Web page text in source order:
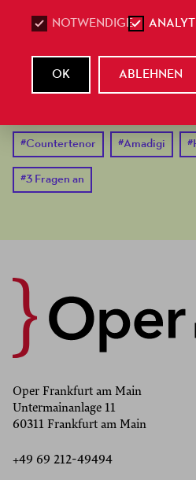
als Ritter Amadigi in
gestellt …
JETZT
#Countertenor #Amadigi #
#3 Fragen an
Oper Frankfurt am Main
Untermainanlage 11
60311 Frankfurt am Main
+49 69 212-49494
NOTWENDIGE
OK ABLEHNEN